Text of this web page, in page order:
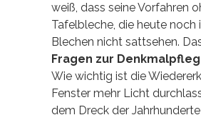
weiß, dass seine Vorfahren
Tafelbleche, die heute noch
Blechen nicht sattsehen.
Fragen zur
Wie wichtig ist die
Fenster mehr Licht
dem Dreck der